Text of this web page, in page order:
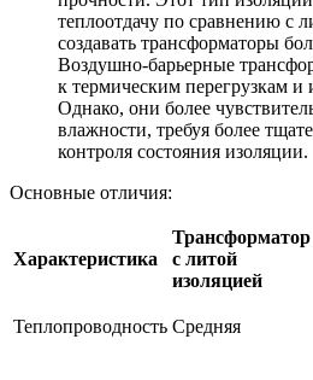
теплоотдачу по сравнению с
создавать трансформаторы
Воздушно-барьерные
к термическим перегрузкам
Однако, они более
влажности, требуя более
контроля состояния изоляции.
Основные отличия:
Характеристика
Трансформатор
с литой
изоляцией
Теплопроводность Средняя